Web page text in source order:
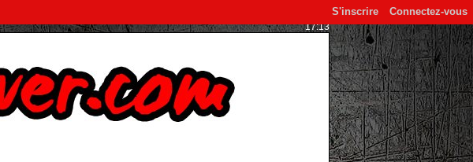
Connectez-vous
S'inscrire
17:13